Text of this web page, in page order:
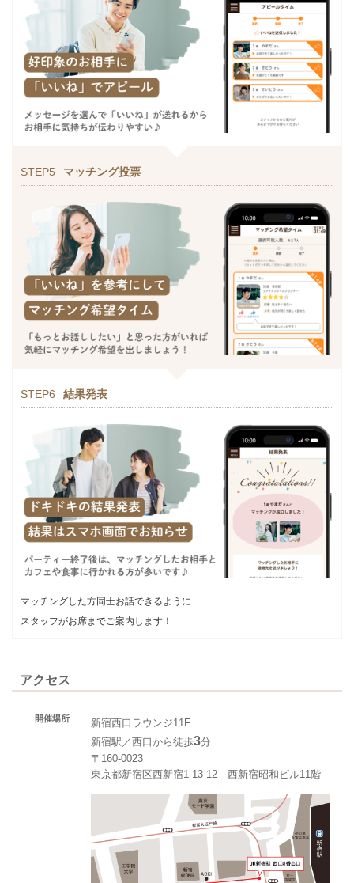
STEP5 マッチング投票
STEP6 結果発表
マッチングした方同士お話できるように
スタッフがお席までご案内します！
アクセス
開催場所
新宿西口ラウンジ11F
新宿駅／西口から徒歩3分
〒160-0023
東京都新宿区西新宿1-13-12 西新宿昭和ビル11階